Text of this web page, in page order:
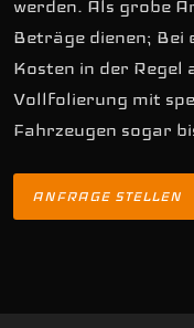
werden. Als grobe
Beträge dienen; Bei
Kosten in der Regel
Vollfolierung mit
Fahrzeugen sogar
ANFRAGE STELLEN